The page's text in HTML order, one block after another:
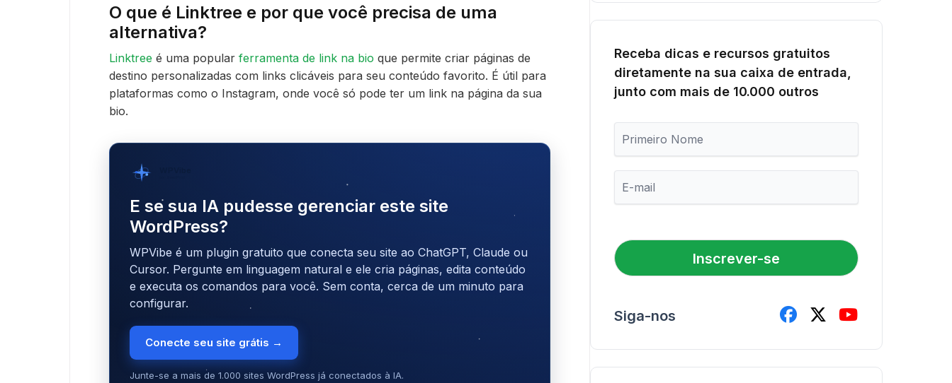
O que é Linktree e por que você precisa de uma
alternativa?
Linktree é uma popular ferramenta de link na bio que permite criar páginas de
destino personalizadas com links clicáveis para seu conteúdo favorito. É útil para
plataformas como o Instagram, onde você só pode ter um link na página da sua
bio.
E se sua IA pudesse gerenciar este site
WordPress?
WPVibe é um plugin gratuito que conecta seu site ao ChatGPT, Claude ou
Cursor. Pergunte em linguagem natural e ele cria páginas, edita conteúdo
e executa os comandos para você. Sem conta, cerca de um minuto para
configurar.
Conecte seu site grátis →
Junte-se a mais de 1.000 sites WordPress já conectados à IA.
Receba dicas e recursos gratuitos
diretamente na sua caixa de entrada,
junto com mais de 10.000 outros
i
m
N
o
m
m
l
*
Inscrever-se
Siga-nos